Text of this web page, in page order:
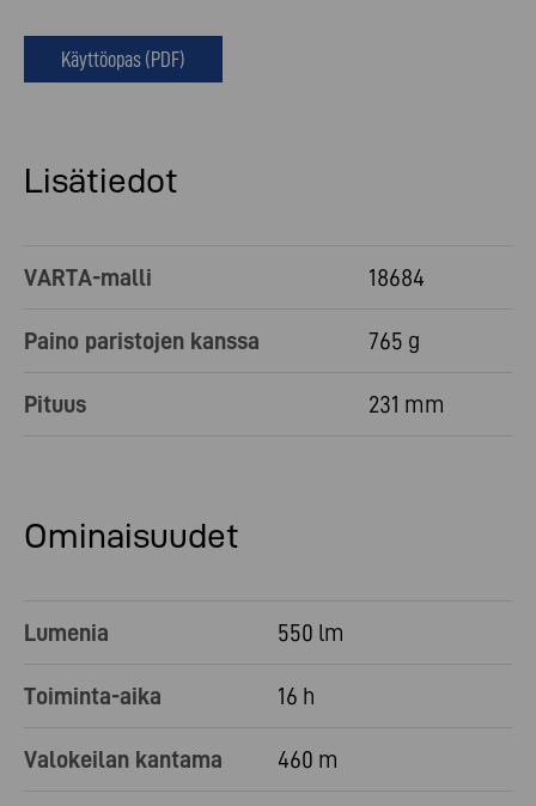
Käyttöopas (PDF)
Lisätiedot
VARTA-malli 18684
Paino paristojen kanssa 765 g
Pituus 231 mm
Ominaisuudet
Lumenia 550 lm
Toiminta-aika 16 h
Valokeilan kantama 460 m